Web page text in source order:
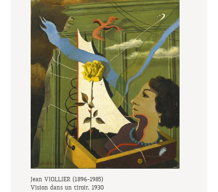
Jean VIOLLIER (1896-1985)
Vision dans un tiroir, 1930